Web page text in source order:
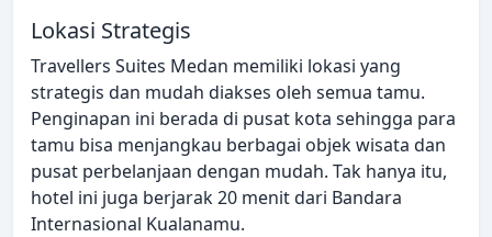
Lokasi Strategis
Travellers Suites Medan memiliki lokasi yang
strategis dan mudah diakses oleh semua tamu.
Penginapan ini berada di pusat kota sehingga para
tamu bisa menjangkau berbagai objek wisata dan
pusat perbelanjaan dengan mudah. Tak hanya itu,
hotel ini juga berjarak 20 menit dari Bandara
Internasional Kualanamu.